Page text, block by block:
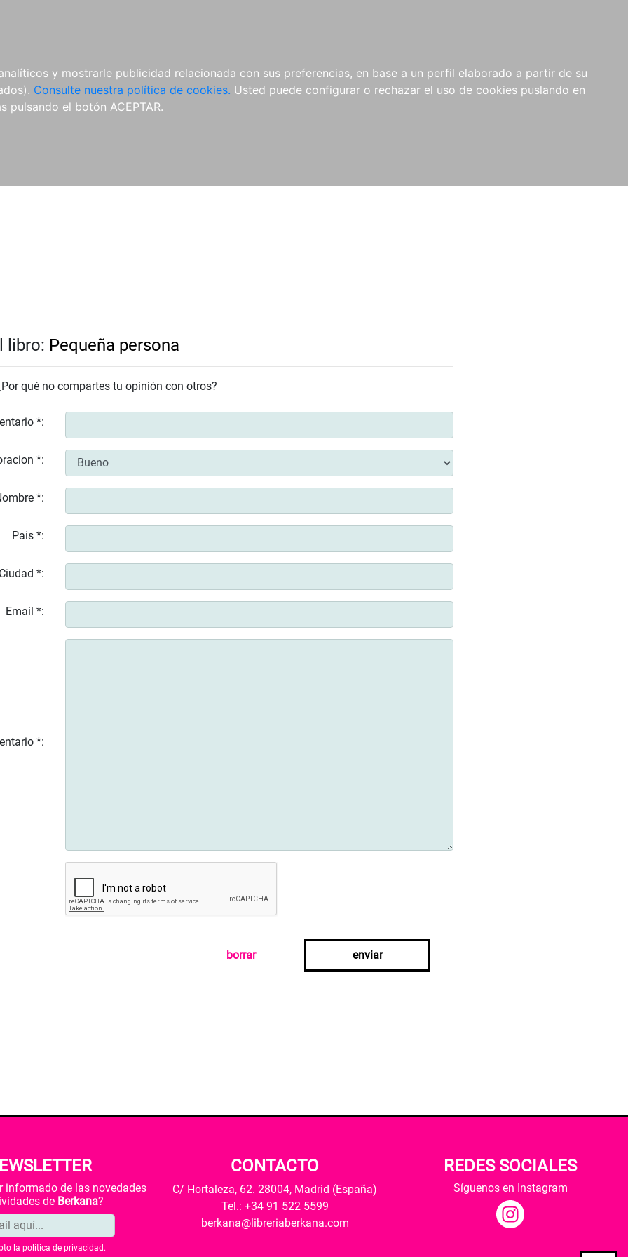
y mostrarle publicidad relacionada con sus preferencias, en base a un perfil elaborado a partir de su
Consulte nuestra política de cookies. Usted puede configurar o rechazar el uso de cookies puslando en
pulsando el botón ACEPTAR.
libro: Pequeña persona
qué no compartes tu opinión con otros?
*:
*:
*:
Pais *:
*:
Email *:
*:
borrar enviar
informado de las novedades
de Berkana?
la política de privacidad .
CONTACTO
C/ Hortaleza, 62. 28004, Madrid (España)
Tel.: +34 91 522 5599
berkana@libreriaberkana.com
REDES SOCIALES
Síguenos en Instagram